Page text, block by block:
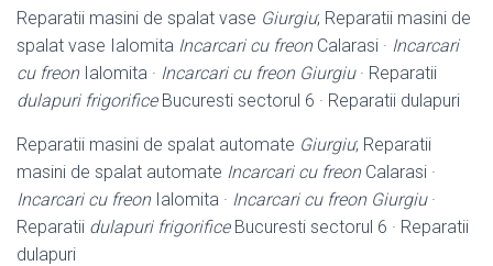
Reparatii masini de spalat vase Giurgiu; Reparatii masini de
spalat vase Ialomita Incarcari cu freonCalarasi · Incarcari
cu freonIalomita · Incarcari cu freon Giurgiu· Reparatii
dulapuri frigorificeBucuresti sectorul 6 · Reparatii dulapuri
Reparatii masini de spalat automate Giurgiu; Reparatii
masini de spalat automate Incarcari cu freonCalarasi ·
Incarcari cu freonIalomita · Incarcari cu freon Giurgiu·
Reparatii dulapuri frigorificeBucuresti sectorul 6 · Reparatii
dulapuri